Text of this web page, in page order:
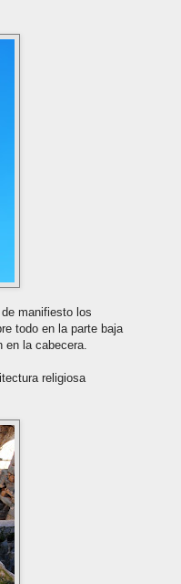
manifiesto los
todo en la parte baja
la cabecera.
religiosa